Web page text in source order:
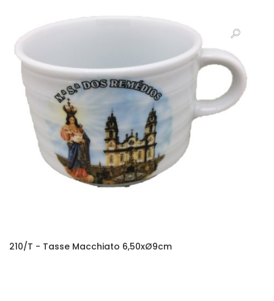
210/T - Tasse Macchiato 6,50xØ9cm